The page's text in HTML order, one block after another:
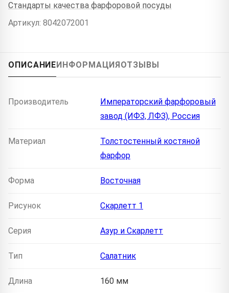
Стандарты качества фарфоровой посуды
Артикул: 8042072001
ОПИСАНИЕИНФОРМАЦИЯОТЗЫВЫ
Производитель
Императорский фарфоровый
завод (ИФЗ, ЛФЗ), Россия
Материал
Толстостенный костяной
фарфор
Форма Восточная
Рисунок Скарлетт 1
Серия Азур и Скарлетт
Тип Салатник
Длина 160 мм